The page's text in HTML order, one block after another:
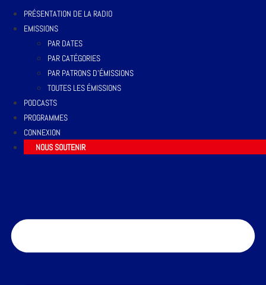
PRÉSENTATION DE LA RADIO
EMISSIONS
PAR DATES
PAR CATÉGORIES
PAR PATRONS D’ÉMISSIONS
TOUTES LES ÉMISSIONS
PODCASTS
PROGRAMMES
CONNEXION
NOUS SOUTENIR